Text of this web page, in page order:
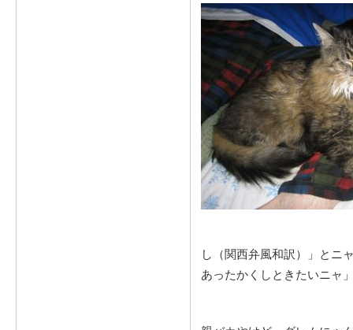
し（関西弁風和訳）」とニ
あったかくしときたいニャ